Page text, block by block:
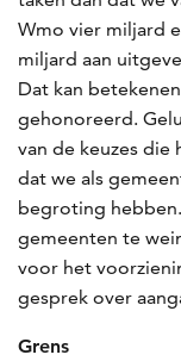
Wmo vier miljard
miljard aan
Dat kan
gehonoreerd.
van de keuzes die
dat we als
begroting
gemeenten te
voor het
gesprek over
Grens